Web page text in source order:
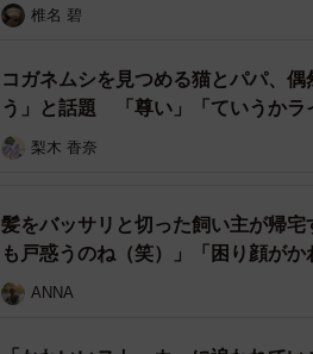
椎名 碧
コガネムシを見つめる猫とパパ、
う」と話題 「尊い」「ていうかラ
梨木 香奈
髪をバッサリと切った飼い主が帰
も戸惑うのね（笑）」「困り顔がか
ANNA